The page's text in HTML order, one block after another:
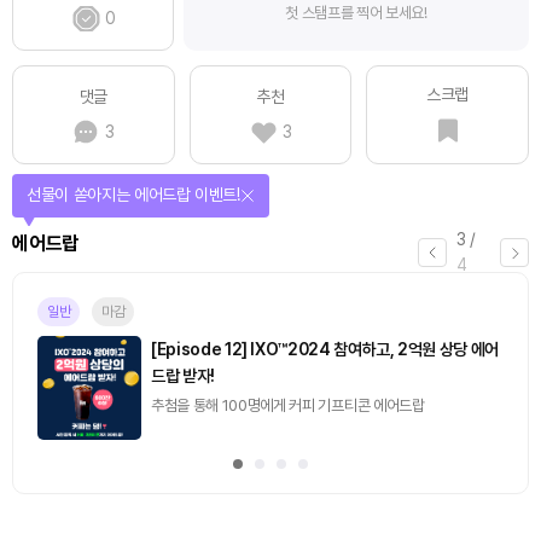
0
첫 스탬프를 찍어 보세요!
댓글
3
추천
3
스크랩
3 /
4
에어드랍
선물이 쏟아지는 에어드랍 이벤트!
일반 마감
[Episode 12] IXO™2024 참여하고, 2억원 상당 에어
드랍 받자!
추첨을 통해 100명에게 커피 기프티콘 에어드랍